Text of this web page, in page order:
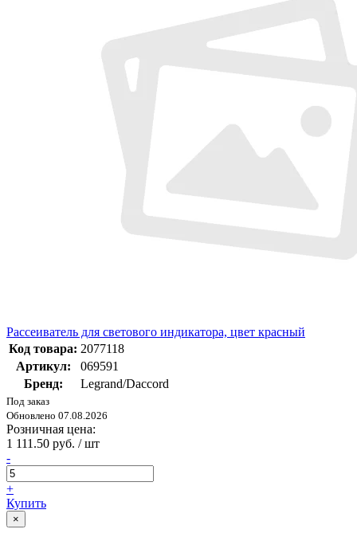
Рассеиватель для светового индикатора, цвет красный
Код товара: 2077118
Артикул:
069591
Бренд:
Legrand/Daccord
Под заказ
Обновлено 07.08.2026
Розничная цена:
1 111.50 руб. / шт
-
+
Купить
×